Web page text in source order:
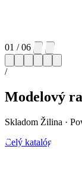
01 / 06
/
Modelový
Skladom Žilina ·
Celý katalóg